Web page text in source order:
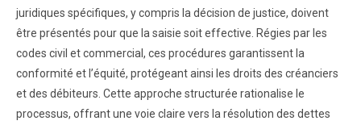
juridiques spécifiques, y compris la décision de justice, doivent
être présentés pour que la saisie soit effective. Régies par les
codes civil et commercial, ces procédures garantissent la
conformité et l’équité, protégeant ainsi les droits des créanciers
et des débiteurs. Cette approche structurée rationalise le
processus, offrant une voie claire vers la résolution des dettes